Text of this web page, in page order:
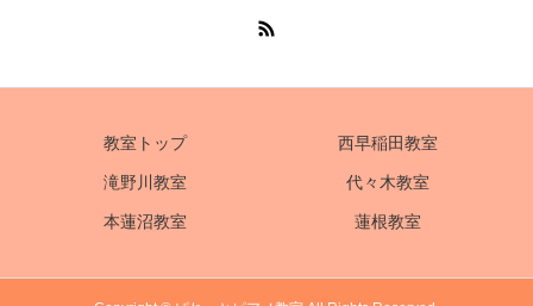
教室トップ 西早稲田教室
滝野川教室 代々木教室
本蓮沼教室 蓮根教室